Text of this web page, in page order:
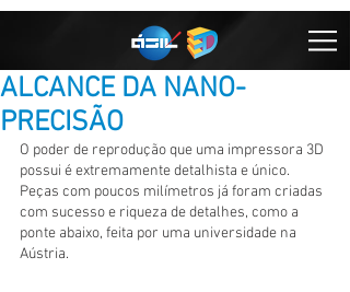
ALCANCE DA NANO-
PRECISÃO
O poder de reprodução que uma impressora 3D
possui é extremamente detalhista e único.
Peças com poucos milímetros já foram criadas
com sucesso e riqueza de detalhes, como a
ponte abaixo, feita por uma universidade na
Aústria.